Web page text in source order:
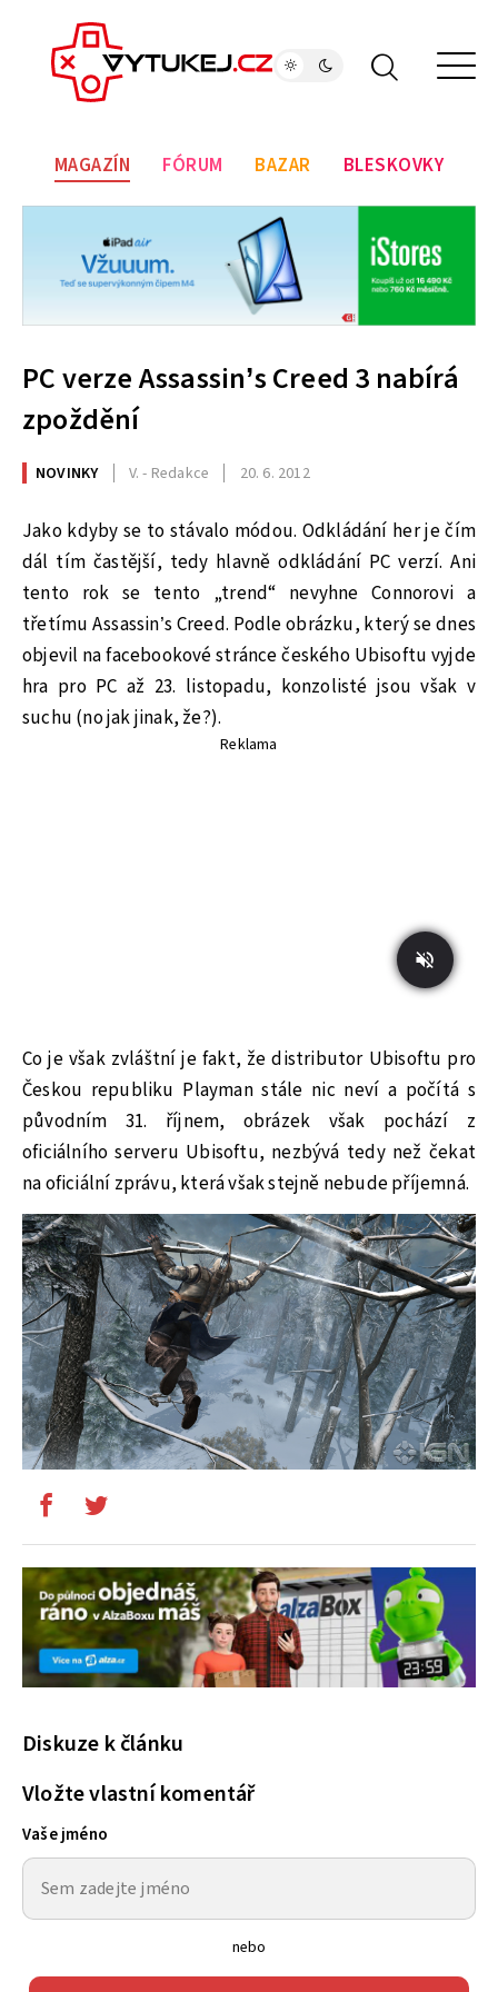
MAGAZÍN FÓRUM BAZAR BLESKOVKY
PC verze Assassin’s Creed 3 nabírá
zpoždění
NOVINKY V. - Redakce 20. 6. 2012
Jako kdyby se to stávalo módou. Odkládání her je čím
dál tím častější, tedy hlavně odkládání PC verzí. Ani
tento rok se tento „trend“ nevyhne Connorovi a
třetímu Assassin’s Creed. Podle obrázku, který se dnes
objevil na facebookové stránce českého Ubisoftu vyjde
hra pro PC až 23. listopadu, konzolisté jsou však v
suchu (no jak jinak, že?).
Reklama
Co je však zvláštní je fakt, že distributor Ubisoftu pro
Českou republiku Playman stále nic neví a počítá s
původním 31. říjnem, obrázek však pochází z
oficiálního serveru Ubisoftu, nezbývá tedy než čekat
na oficiální zprávu, která však stejně nebude příjemná.
Diskuze k článku
Vložte vlastní komentář
Vaše jméno
nebo